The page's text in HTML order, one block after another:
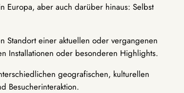
Europa, aber auch darüber hinaus: Selbst
Standort einer aktuellen oder vergangenen
Installationen oder besonderen Highlights.
geografischen, kulturellen
Besucherinteraktion.